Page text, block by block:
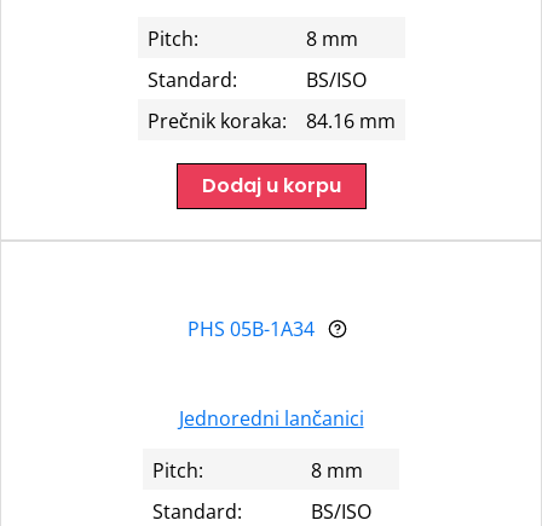
Pitch:
8 mm
Standard:
BS/ISO
Prečnik koraka:
84.16 mm
Dodaj u korpu
PHS 05B-1A34
Jednoredni lančanici
Pitch:
8 mm
Standard:
BS/ISO